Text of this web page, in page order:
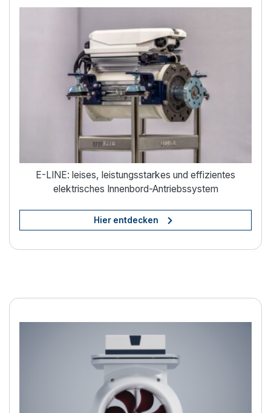
Elektrische Bootsantriebe
E-LINE: leises, leistungsstarkes und effizientes
elektrisches Innenbord-Antriebssystem
Hier entdecken
Elektrische Bootsantriebe